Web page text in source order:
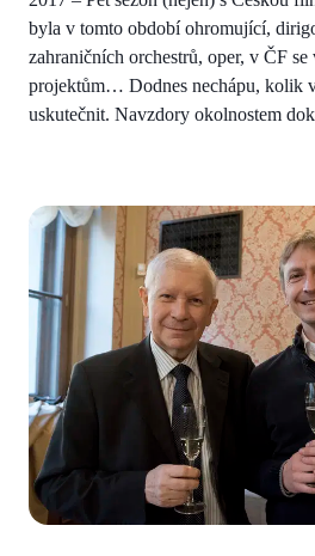
byla v tomto období ohromující,
zahraničních orchestrů, oper, v ČF
projektům… Dodnes nechápu, kolik
uskutečnit. Navzdory okolnostem